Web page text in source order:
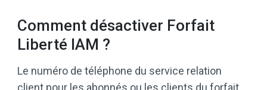
Comment désactiver Forfait
Liberté IAM ?
Le numéro de téléphone du service relation
client pour les abonnés ou les clients du forfait